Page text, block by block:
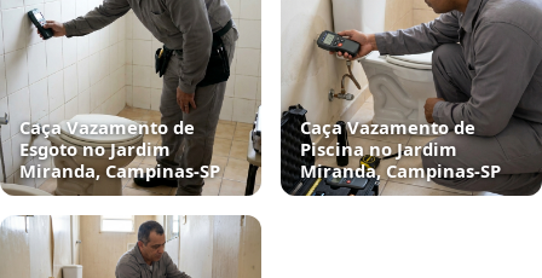
Caça Vazamento de
Esgoto no Jardim
Miranda, Campinas‑SP
Caça Vazamento de
Piscina no Jardim
Miranda, Campinas‑SP